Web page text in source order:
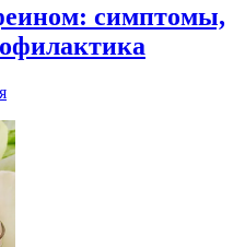
симптомы,